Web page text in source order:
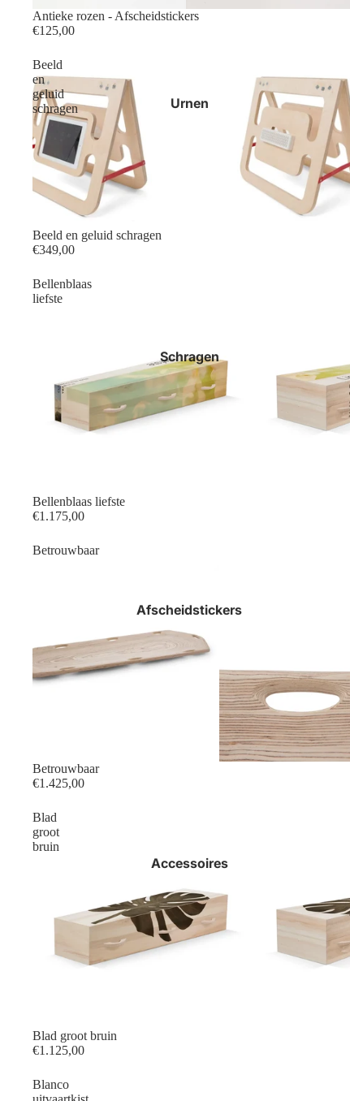
Urnen
Schragen
Afscheidstickers
Accessoires
Antieke rozen - Afscheidstickers
€125,00
Beeld
en
geluid
schragen
Beeld en geluid schragen
€349,00
Bellenblaas
liefste
Bellenblaas liefste
€1.175,00
Betrouwbaar
Betrouwbaar
€1.425,00
Blad
groot
bruin
Blad groot bruin
€1.125,00
Blanco